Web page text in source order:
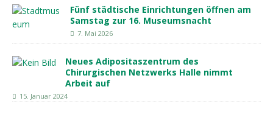
Fünf städtische Einrichtungen öffnen am
Samstag zur 16. Museumsnacht
7. Mai 2026
Neues Adipositaszentrum des
Chirurgischen Netzwerks Halle nimmt
Arbeit auf
15. Januar 2024